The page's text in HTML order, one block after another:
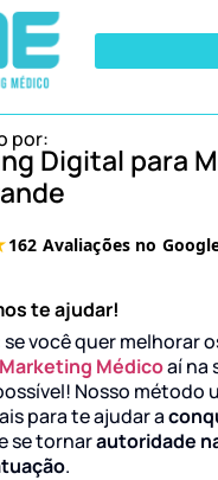
por:
Digital para
te ajudar!
você quer melhorar
Marketing Médicoaí na
Nosso método
para te ajudar a
se tornarautoridade
.